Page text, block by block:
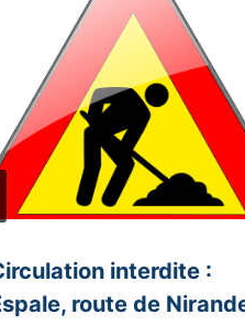
interdite :
route de